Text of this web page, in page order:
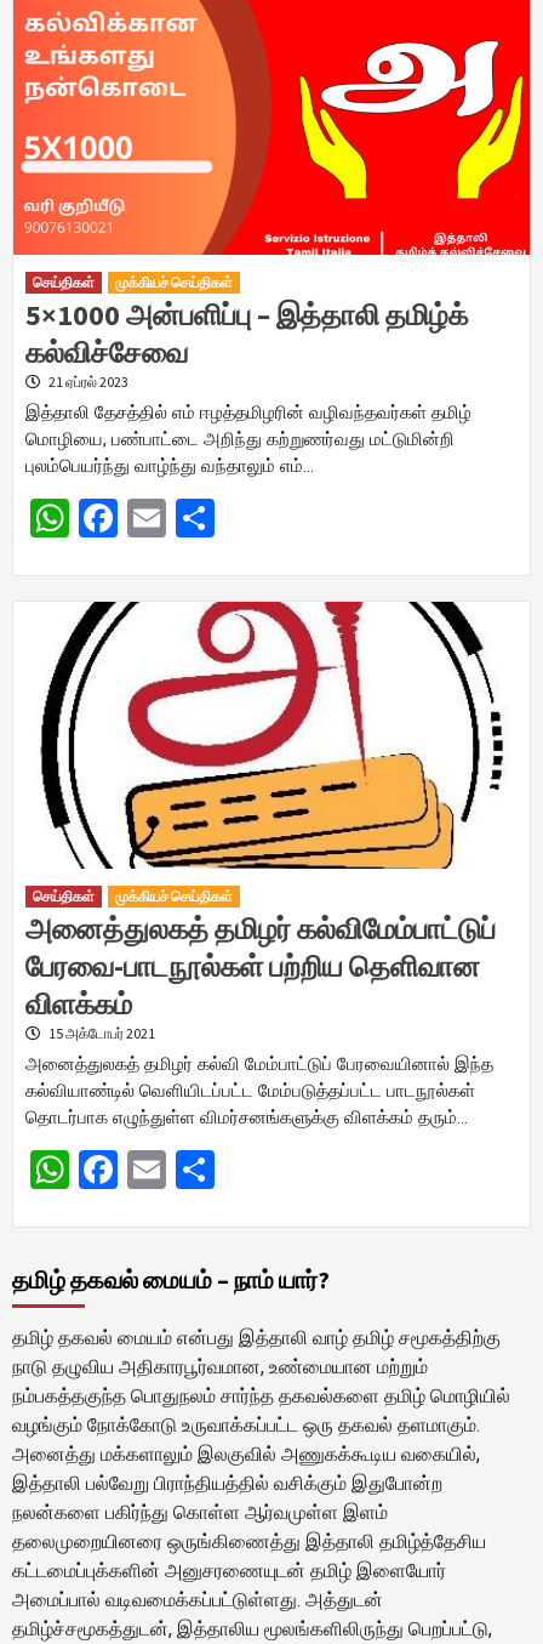
செய்திகள் முக்கியச் செய்திகள்
5×1000 அன்பளிப்பு – இத்தாலி தமிழ்க்
கல்விச்சேவை
21 ஏப்ரல் 2023
இத்தாலி தேசத்தில் எம் ஈழத்தமிழரின் வழிவந்தவர்கள் தமிழ்
மொழியை, பண்பாட்டை அறிந்து கற்றுணர்வது மட்டுமின்றி
புலம்பெயர்ந்து வாழ்ந்து வந்தாலும் எம்…
WhatsApp
Facebook
Email
செய்திகள் முக்கியச் செய்திகள்
அனைத்துலகத் தமிழர் கல்விமேம்பாட்டுப்
பேரவை-பாடநூல்கள் பற்றிய தெளிவான
விளக்கம்
15 அக்டோபர் 2021
அனைத்துலகத் தமிழர் கல்வி மேம்பாட்டுப் பேரவையினால் இந்த
கல்வியாண்டில் வெளியிடப்பட்ட மேம்படுத்தப்பட்ட பாடநூல்கள்
தொடர்பாக எழுந்துள்ள விமர்சனங்களுக்கு விளக்கம் தரும்…
WhatsApp
Facebook
Email
தமிழ் தகவல் மையம் – நாம் யார்?
தமிழ் தகவல் மையம் என்பது இத்தாலி வாழ் தமிழ் சமூகத்திற்கு
நாடு தழுவிய அதிகாரபூர்வமான, உண்மையான மற்றும்
நம்பகத்தகுந்த பொதுநலம் சார்ந்த தகவல்களை தமிழ் மொழியில்
வழங்கும் நோக்கோடு உருவாக்கப்பட்ட ஒரு தகவல் தளமாகும்.
அனைத்து மக்களாலும் இலகுவில் அணுகக்கூடிய வகையில்,
இத்தாலி பல்வேறு பிராந்தியத்தில் வசிக்கும் இதுபோன்ற
நலன்களை பகிர்ந்து கொள்ள ஆர்வமுள்ள இளம்
தலைமுறையினரை ஒருங்கிணைத்து இத்தாலி தமிழ்த்தேசிய
கட்டமைப்புக்களின் அனுசரணையுடன் தமிழ் இளையோர்
அமைப்பால் வடிவமைக்கப்பட்டுள்ளது. அத்துடன்
தமிழ்ச்சமூகத்துடன், இத்தாலிய மூலங்களிலிருந்து பெறப்பட்டு,